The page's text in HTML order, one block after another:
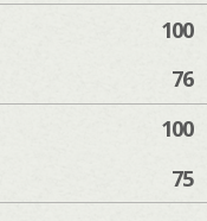
100
76
100
75